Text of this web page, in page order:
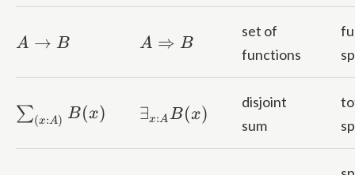
B
B
A
B
A → B
A
B
A ⇒ B
set of
functions
\sum_{(x:A)}B(x)
∑(x:A) B(x) \exists_{x:A}B(x)
∃x: A B(x)
disjoint
sum